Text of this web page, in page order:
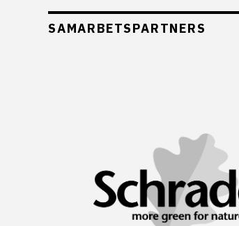
SAMARBETSPARTNERS